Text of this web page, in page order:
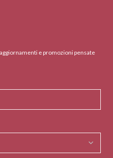
e promozioni pensate